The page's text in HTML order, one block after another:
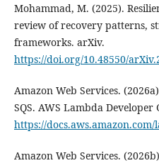
Mohammad, M. (2025).
review of recovery patterns,
frameworks. arXiv.
https://doi.org/10.48550/
Amazon Web Services.
SQS. AWS Lambda Developer
https://
Amazon Web Services.